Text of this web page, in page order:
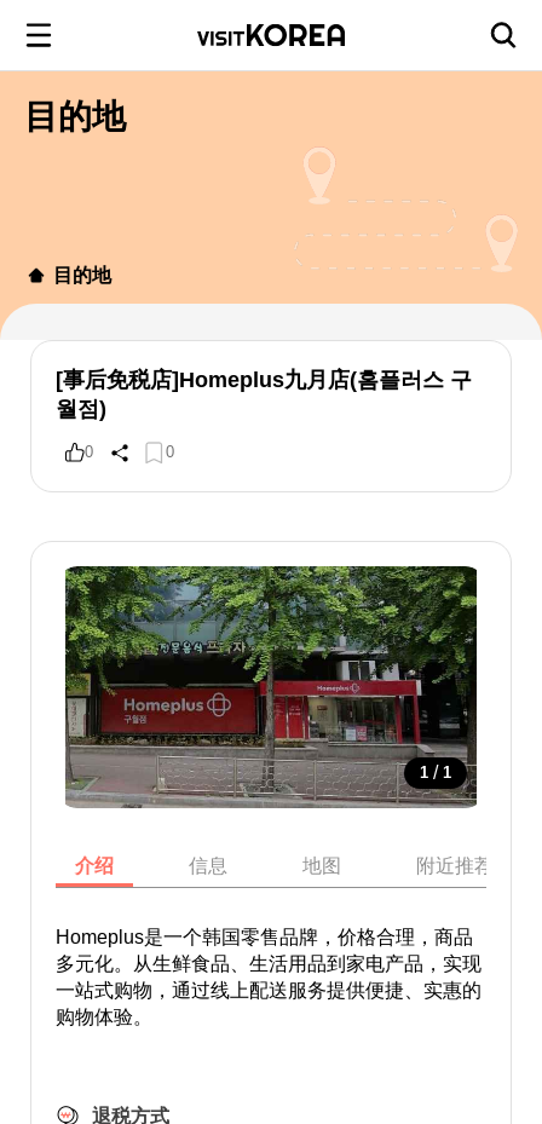
目的地
目的地
[事后免税店]Homeplus九月店(홈플러스 구
월점)
0 0
1 / 1
介绍 信息 地图 附近推荐景点
Homeplus是一个韩国零售品牌，价格合理，商品
多元化。从生鲜食品、生活用品到家电产品，实现
一站式购物，通过线上配送服务提供便捷、实惠的
购物体验。
退税方式